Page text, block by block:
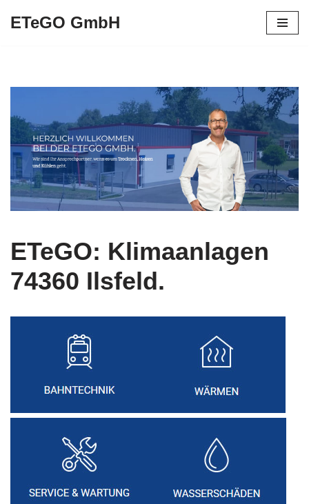
ETeGO GmbH
ETeGO: Klimaanlagen
74360 Ilsfeld.